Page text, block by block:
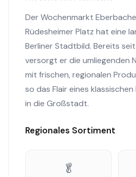
Der Wochenmarkt
Rüdesheimer Platz hat eine
Berliner Stadtbild. Bereits
versorgt er die umliegenden
mit frischen, regionalen
so das Flair eines
in die Großstadt.
Regionales Sortiment
🥬